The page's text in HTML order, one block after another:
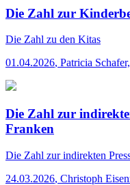
Die Zahl zur
Die Zahl zu den Kitas
01.04.2026, Patricia
Die Zahl zur
Franken
Die Zahl zur indirekten
24.03.2026, Christoph